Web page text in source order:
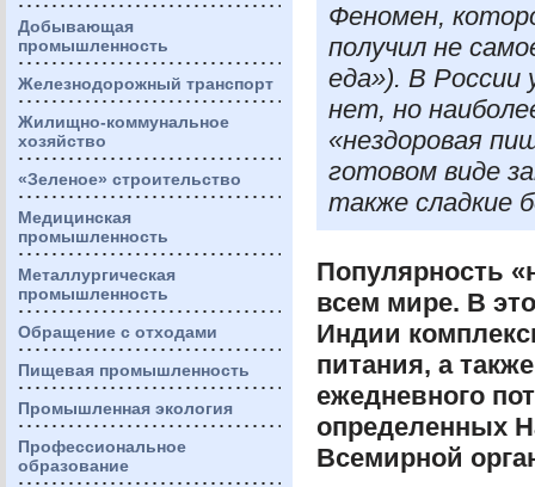
Добывающая
промышленность
Железнодорожный транспорт
Жилищно-коммунальное
хозяйство
«Зеленое» строительство
Медицинская
промышленность
Металлургическая
промышленность
Обращение с отходами
Пищевая промышленность
Промышленная экология
Профессиональное
образование
Феномен,
получил не
еда»). В России
нет, но
«нездоровая
готовом виде
также сладкие
Популярность
всем мире. В
Индии
питания, а
ежедневного
определенных
Всемирной